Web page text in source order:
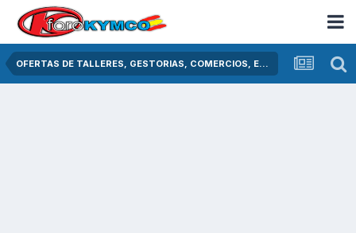
OFERTAS DE TALLERES, GESTORIAS, COMERCIOS, ETC